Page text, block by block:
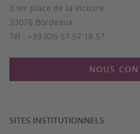
3 ter place de la Victoire
33076 Bordeaux
Tél : +33 (0)5 57 57 18 57
NOUS
SITES INSTITUTIONNELS